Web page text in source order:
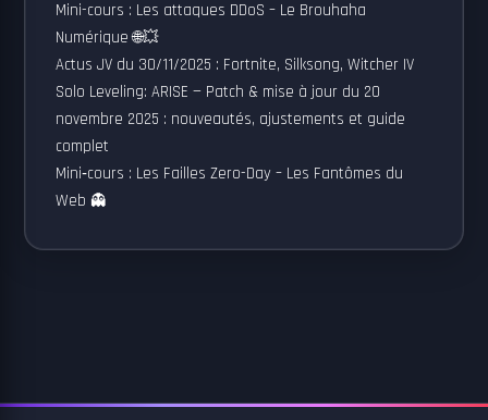
Mini-cours : Les attaques DDoS – Le Brouhaha
Numérique 🌐💥
Actus JV du 30/11/2025 : Fortnite, Silksong, Witcher IV
Solo Leveling: ARISE — Patch & mise à jour du 20
novembre 2025 : nouveautés, ajustements et guide
complet
Mini‑cours : Les Failles Zero-Day – Les Fantômes du
Web 👻